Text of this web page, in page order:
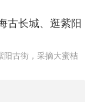
古长城、逛紫阳
阳古街，采摘大蜜桔